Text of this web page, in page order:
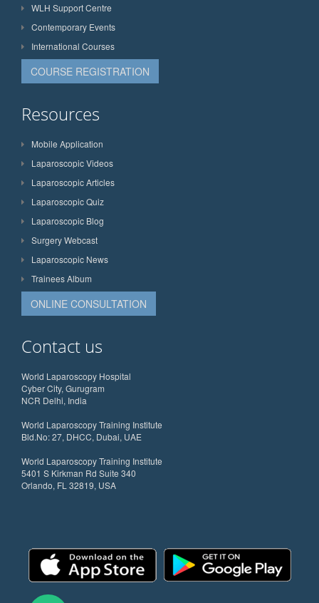
WLH Support Centre
Contemporary Events
International Courses
COURSE REGISTRATION
Resources
Mobile Application
Laparoscopic Videos
Laparoscopic Articles
Laparoscopic Quiz
Laparoscopic Blog
Surgery Webcast
Laparoscopic News
Trainees Album
ONLINE CONSULTATION
Contact us
World Laparoscopy Hospital
Cyber City, Gurugram
NCR Delhi, India
World Laparoscopy Training Institute
Bld.No: 27, DHCC, Dubai, UAE
World Laparoscopy Training Institute
5401 S Kirkman Rd Suite 340
Orlando, FL 32819, USA